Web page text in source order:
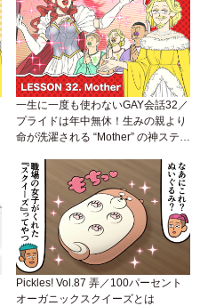
一生に一度も使わないGAY会話32／
プライドは年中無休！生みの親より
命が洗濯される “Mother” の神ステー
Pickles! Vol.87 弄／100パーセント
オーガニックスクイーズとは